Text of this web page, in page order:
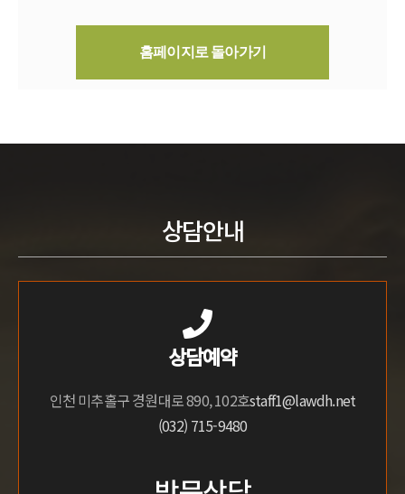
홈페이지로 돌아가기
상담안내
상담예약
인천 미추홀구 경원대로 890, 102호staff1@lawdh.net
(032) 715-9480